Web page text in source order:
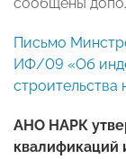
Письмо
ИФ/09 «Об
строительства
АНО НАРК
квалификаций